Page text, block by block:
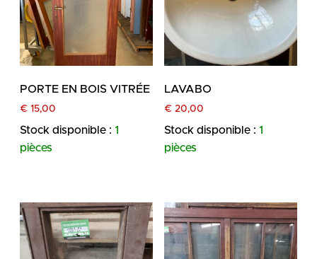
PORTE EN BOIS VITRÉE
€ 15,00
Stock disponible : 1
pièces
LAVABO
€ 20,00
Stock disponible : 1
pièces